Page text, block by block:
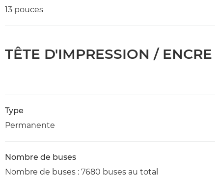
13 pouces
TÊTE D'IMPRESSION / ENCRE
Type
Permanente
Nombre de buses
Nombre de buses : 7680 buses au total